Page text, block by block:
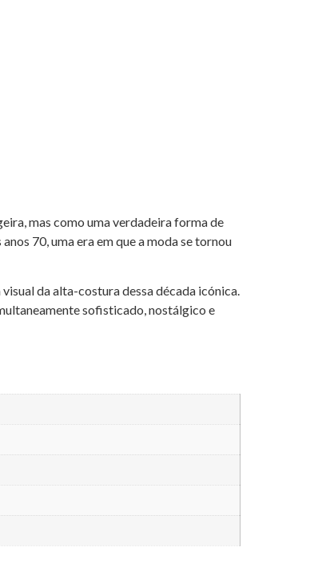
mas como uma verdadeira forma de
70, uma era em que a moda se tornou
da alta-costura dessa década icónica.
sofisticado, nostálgico e